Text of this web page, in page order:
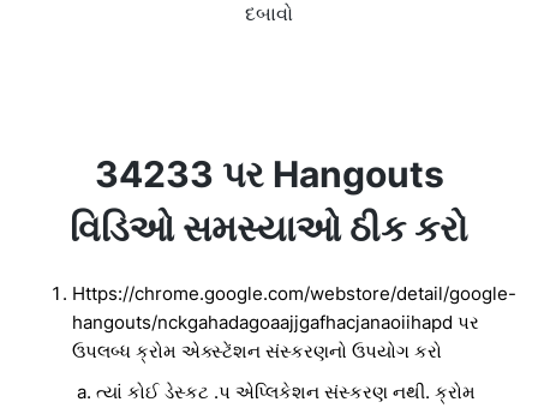
દબાવો
34233 પર Hangouts
વિડિઓ સમસ્યાઓ ઠીક કરો
Https://chrome.google.com/webstore/detail/google-
hangouts/nckgahadagoaajjgafhacjanaoiihapd પર
ઉપલબ્ધ ક્રોમ એક્સ્ટેંશન સંસ્કરણનો ઉપયોગ કરો
ત્યાં કોઈ ડેસ્કટ .પ એપ્લિકેશન સંસ્કરણ નથી. ક્રોમ